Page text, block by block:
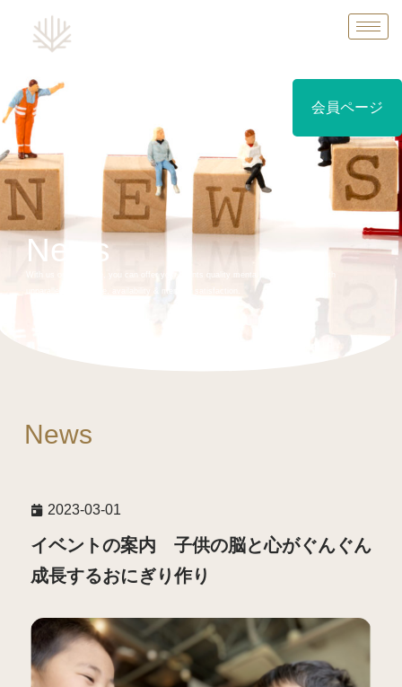
会員ページ
News
With us on your side, you can offer your clients quality mental health services with
News
2023-03-01
イベントの案内 子供の脳と心がぐんぐん
成長するおにぎり作り